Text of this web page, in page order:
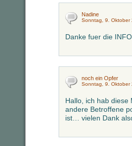
Nadine
Sonntag, 9. Oktober
Danke fuer die
noch ein Opfer
Sonntag, 9. Oktober
Hallo, ich hab diese
andere Betroffene
ist… vielen Dank